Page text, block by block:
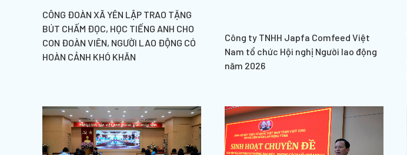
CÔNG ĐOÀN XÃ YÊN LẬP TRAO TẶNG
BÚT CHẤM ĐỌC, HỌC TIẾNG ANH CHO
CON ĐOÀN VIÊN, NGƯỜI LAO ĐỘNG CÓ
HOÀN CẢNH KHÓ KHĂN
Công ty TNHH Japfa Comfeed Việt
Nam tổ chức Hội nghị Người lao động
năm 2026